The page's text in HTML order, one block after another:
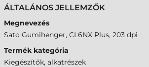
ÁLTALÁNOS JELLEMZŐK
Megnevezés
Sato Gumihenger, CL6NX Plus, 203 dpi
Termék kategória
Kiegészítők, alkatrészek